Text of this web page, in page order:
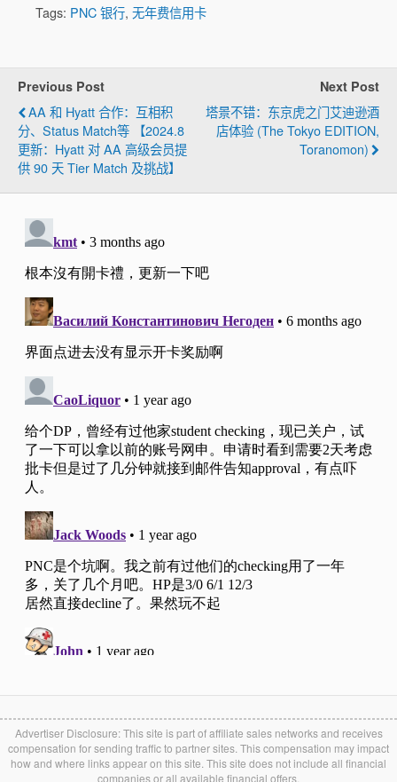
Tags: PNC 银行, 无年费信用卡
Previous Post
AA 和 Hyatt 合作：互相积
分、Status Match等 【2024.8
更新：Hyatt 对 AA 高级会员提
供 90 天 Tier Match 及挑战】
Next Post
塔景不错：东京虎之门艾迪逊酒
店体验 (The Tokyo EDITION,
Toranomon)
Advertiser Disclosure: This site is part of affiliate sales networks and receives
compensation for sending traffic to partner sites. This compensation may impact
how and where links appear on this site. This site does not include all financial
companies or all available financial offers.